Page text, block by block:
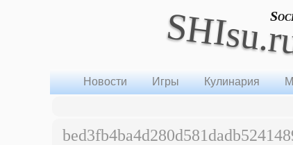
Новости Игры Кулинария